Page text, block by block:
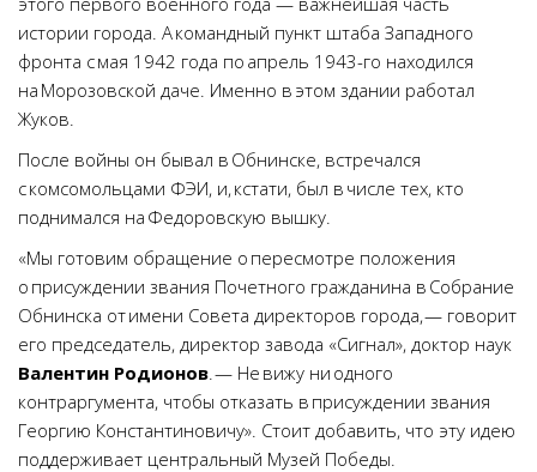
истории города. А командный пункт штаба Западного
фронта с мая 1942 года по апрель 1943-го находился
на Морозовской даче. Именно в этом здании работал
Жуков.
После войны он бывал в Обнинске, встречался
с комсомольцами ФЭИ, и, кстати, был в числе тех, кто
поднимался на Федоровскую вышку.
«Мы готовим обращение о пересмотре положения
о присуждении звания Почетного гражданина в Собрание
Обнинска от имени Совета директоров города, — говорит
его председатель, директор завода «Сигнал», доктор наук
Валентин Родионов. — Не вижу ни одного
контраргумента, чтобы отказать в присуждении звания
Георгию Константиновичу». Стоит добавить, что эту идею
поддерживает центральный Музей Победы.